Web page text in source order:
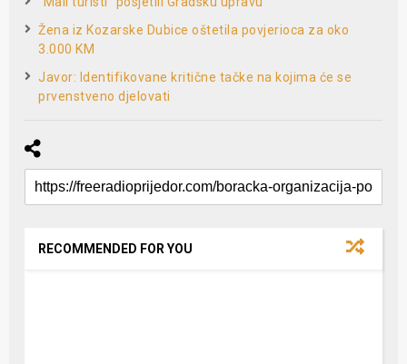
Žena iz Kozarske Dubice oštetila povjerioca za oko
3.000 KM
Javor: Identifikovane kritične tačke na kojima će se
prvenstveno djelovati
RECOMMENDED FOR YOU